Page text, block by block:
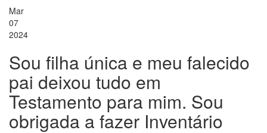
Mar
07
2024
Sou filha única e meu falecido
pai deixou tudo em
Testamento para mim. Sou
obrigada a fazer Inventário